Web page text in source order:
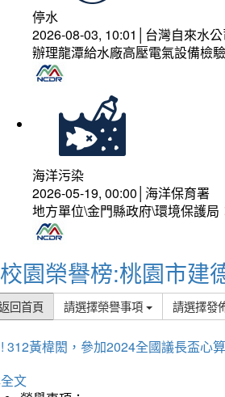
停水
2026-08-03, 10:01│台灣自來水
辦理龍潭給水廠高壓電氣設備檢
海洋污染
2026-05-19, 00:00│海洋保育署
地方單位\金門縣政府\環境保護
校園榮譽榜:桃園市建
回首頁 請選擇榮譽事項 請選擇發
312黃椲閎，參加2024全國議長盃心
文